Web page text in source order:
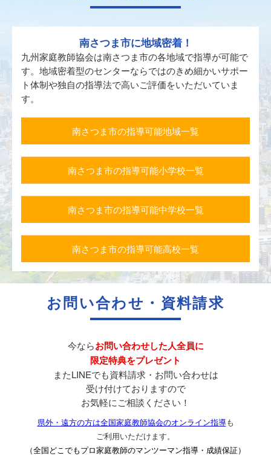
南さつま市に地域密着！
九州家庭教師協会は南さつま市の各地域で指導が可能で
す。地域密着型のセンターならではのきめ細かいサポー
ト体制や独自の指導法で高いご評価をいただいていま
す。
南さつま市の指導可能地域一覧
南さつま市の指導可能小学校一覧
南さつま市の指導可能中学校一覧
南さつま市の指導可能高校一覧
お問い合わせ・資料請求
今ならお問い合わせした人全員に
限定特典をプレゼント
またLINEでも資料請求・お問い合わせは
受け付けておりますので
お気軽にご相談ください！
県外・遠方の方は全国家庭教師協会のオンライン指導も
ご利用いただけます。
（全国どこでもプロ家庭教師のマンツーマン指導・成績保証）